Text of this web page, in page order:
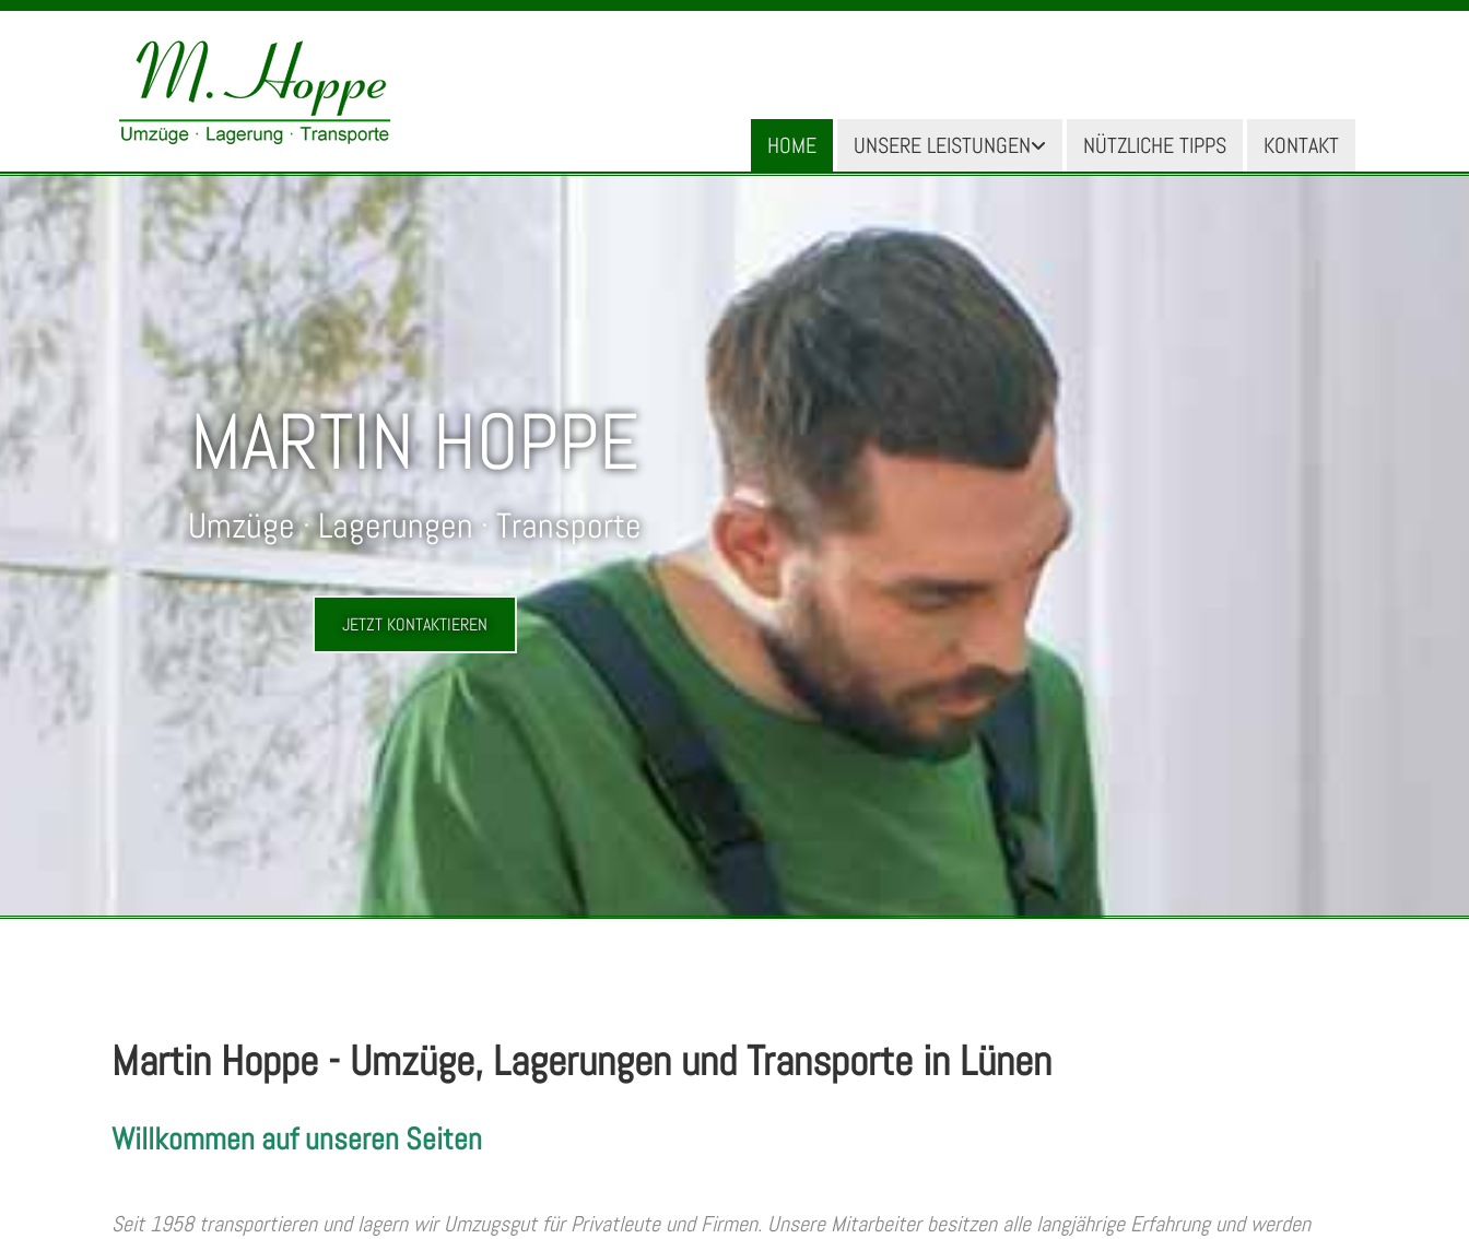
Zum Inhalt springen
HOME UNSERE LEISTUNGEN NÜTZLICHE TIPPS KONTAKT
MARTIN HOPPE
Umzüge · Lagerungen · Transporte
JETZT KONTAKTIEREN
Martin Hoppe - Umzüge, Lagerungen und Transporte in Lünen
Willkommen auf unseren Seiten
Seit 1958 transportieren und lagern wir Umzugsgut für Privatleute und Firmen. Unsere Mitarbeiter besitzen alle langjährige Erfahrung und werden